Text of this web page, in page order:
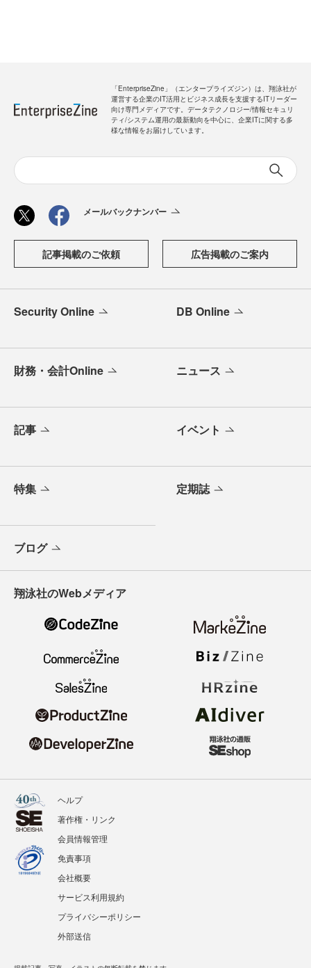
「EnterpriseZine」（エンタープライズジン）は、翔泳社が
運営する企業のIT活用とビジネス成長を支援するITリーダー
向け専門メディアです。データテクノロジー/情報セキュリ
ティ/システム運用の最新動向を中心に、企業ITに関する多
様な情報をお届けしています。
メールバックナンバー
記事掲載のご依頼 広告掲載のご案内
Security Online DB Online
財務・会計Online ニュース
記事 イベント
特集 定期誌
ブログ
翔泳社のWebメディア
ヘルプ
著作権・リンク
会員情報管理
免責事項
会社概要
サービス利用規約
プライバシーポリシー
外部送信